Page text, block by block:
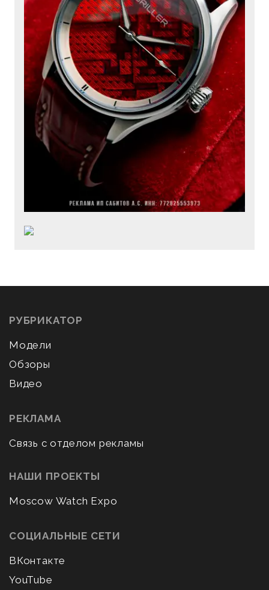
РУБРИКАТОР
Модели
Обзоры
Видео
РЕКЛАМА
Связь с отделом рекламы
НАШИ ПРОЕКТЫ
Moscow Watch Expo
СОЦИАЛЬНЫЕ СЕТИ
ВКонтакте
YouTube